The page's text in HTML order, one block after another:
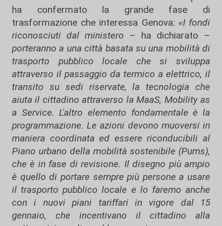
ha confermato la grande fase di
trasformazione che interessa Genova: «I fondi
riconosciuti dal ministero – ha dichiarato –
porteranno a una città basata su una mobilità di
trasporto pubblico locale che si sviluppa
attraverso il passaggio da termico a elettrico, il
transito su sedi riservate, la tecnologia che
aiuta il cittadino attraverso la MaaS, Mobility as
a Service. L'altro elemento fondamentale è la
programmazione. Le azioni devono muoversi in
maniera coordinata ed essere riconducibili al
Piano urbano della mobilità sostenibile (Pums),
che è in fase di revisione. Il disegno più ampio
è quello di portare sempre più persone a usare
il trasporto pubblico locale e lo faremo anche
con i nuovi piani tariffari in vigore dal 15
gennaio, che incentivano il cittadino alla